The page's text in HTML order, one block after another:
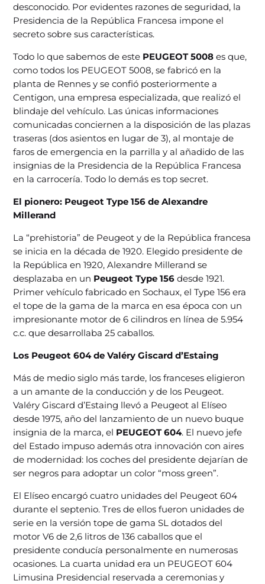
desconocido. Por evidentes razones de seguridad, la
Presidencia de la República Francesa impone el
secreto sobre sus características.
Todo lo que sabemos de este PEUGEOT 5008 es que,
como todos los PEUGEOT 5008, se fabricó en la
planta de Rennes y se confió posteriormente a
Centigon, una empresa especializada, que realizó el
blindaje del vehículo. Las únicas informaciones
comunicadas conciernen a la disposición de las plazas
traseras (dos asientos en lugar de 3), al montaje de
faros de emergencia en la parrilla y al añadido de las
insignias de la Presidencia de la República Francesa
en la carrocería. Todo lo demás es top secret.
El pionero: Peugeot Type 156 de Alexandre
Millerand
La “prehistoria” de Peugeot y de la República francesa
se inicia en la década de 1920. Elegido presidente de
la República en 1920, Alexandre Millerand se
desplazaba en un Peugeot Type 156 desde 1921.
Primer vehículo fabricado en Sochaux, el Type 156 era
el tope de la gama de la marca en esa época con un
impresionante motor de 6 cilindros en línea de 5.954
c.c. que desarrollaba 25 caballos.
Los Peugeot 604 de Valéry Giscard d’Estaing
Más de medio siglo más tarde, los franceses eligieron
a un amante de la conducción y de los Peugeot.
Valéry Giscard d’Estaing llevó a Peugeot al Elíseo
desde 1975, año del lanzamiento de un nuevo buque
insignia de la marca, el PEUGEOT 604. El nuevo jefe
del Estado impuso además otra innovación con aires
de modernidad: los coches del presidente dejarían de
ser negros para adoptar un color “moss green”.
El Elíseo encargó cuatro unidades del Peugeot 604
durante el septenio. Tres de ellos fueron unidades de
serie en la versión tope de gama SL dotados del
motor V6 de 2,6 litros de 136 caballos que el
presidente conducía personalmente en numerosas
ocasiones. La cuarta unidad era un PEUGEOT 604
Limusina Presidencial reservada a ceremonias y